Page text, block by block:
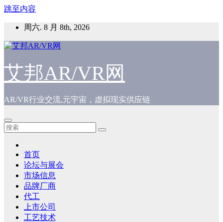
跳至内容
周六. 8 月 8th, 2026
艾邦AR/VR网
AR/VR行业交流,元宇宙，虚拟现实供应链
首页
论坛与展会
市场信息
品牌厂商
代工
上市公司
工艺技术